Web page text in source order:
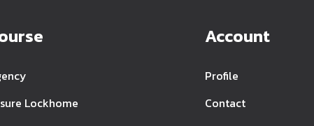
Lockhome
Account
Profile
Contact